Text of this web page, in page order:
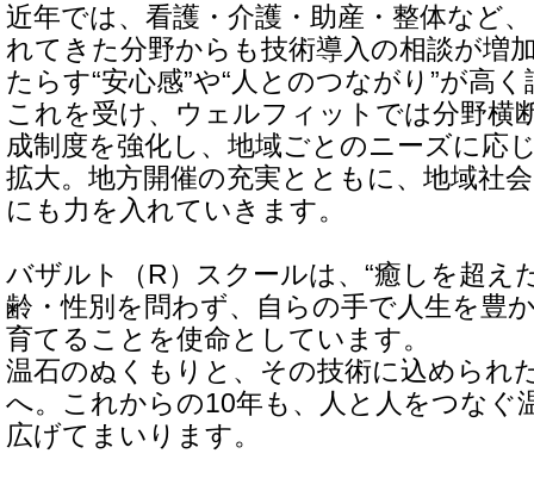
近年では、看護・介護・助産・整体など
れてきた分野からも技術導入の相談が増
たらす“安心感”や“人とのつながり”が高
これを受け、ウェルフィットでは分野横
成制度を強化し、地域ごとのニーズに応
拡大。地方開催の充実とともに、地域社
にも力を入れていきます。
バザルト（R）スクールは、“癒しを超え
齢・性別を問わず、自らの手で人生を豊
育てることを使命としています。
温石のぬくもりと、その技術に込められ
へ。これからの10年も、人と人をつなぐ
広げてまいります。